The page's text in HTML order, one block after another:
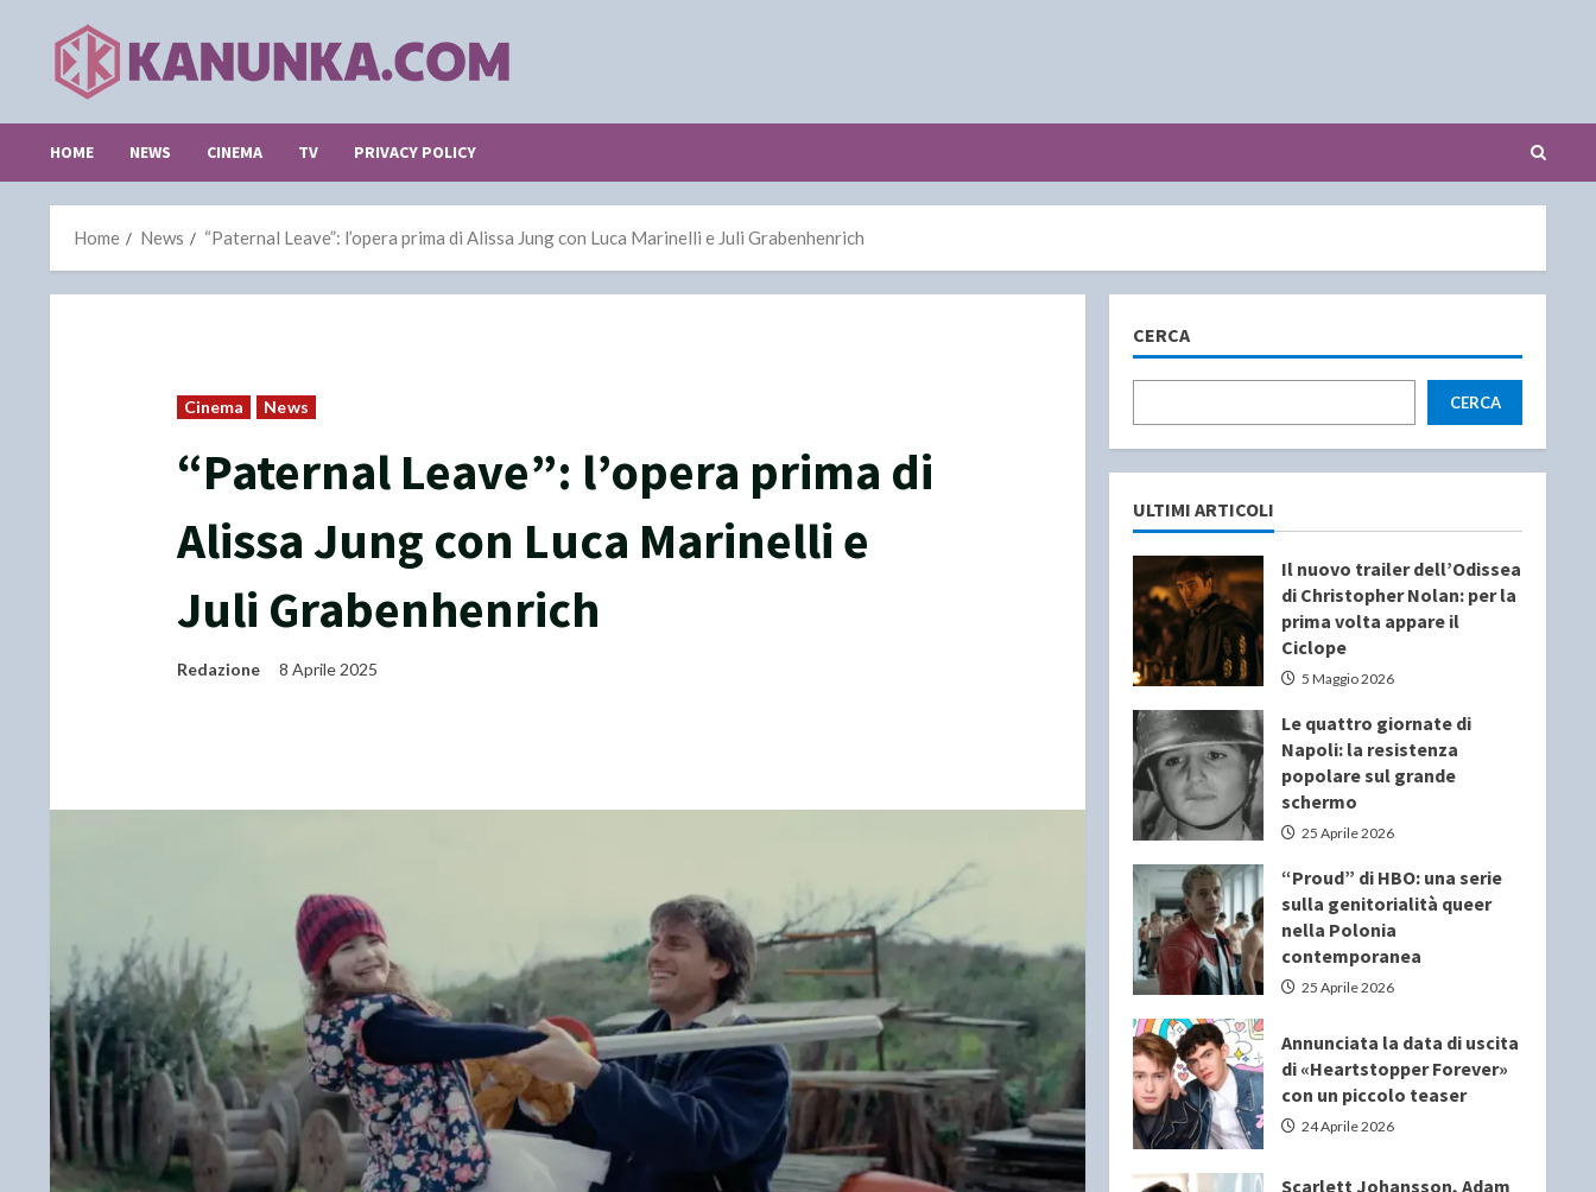
content
HOME NEWS CINEMA TV PRIVACY POLICY
Home News “Paternal Leave”: l’opera prima di Alissa Jung con Luca Marinelli e Juli Grabenhenrich
Cinema News
“Paternal Leave”: l’opera prima di
Alissa Jung con Luca Marinelli e
Juli Grabenhenrich
Redazione 8 Aprile 2025
CERCA
CERCA
ULTIMI ARTICOLI
Il nuovo trailer dell’Odissea
di Christopher Nolan: per la
prima volta appare il
Ciclope
5 Maggio 2026
Le quattro giornate di
Napoli: la resistenza
popolare sul grande
schermo
25 Aprile 2026
“Proud” di HBO: una serie
sulla genitorialità queer
nella Polonia
contemporanea
25 Aprile 2026
Annunciata la data di uscita
di «Heartstopper Forever»
con un piccolo teaser
24 Aprile 2026
Scarlett Johansson, Adam